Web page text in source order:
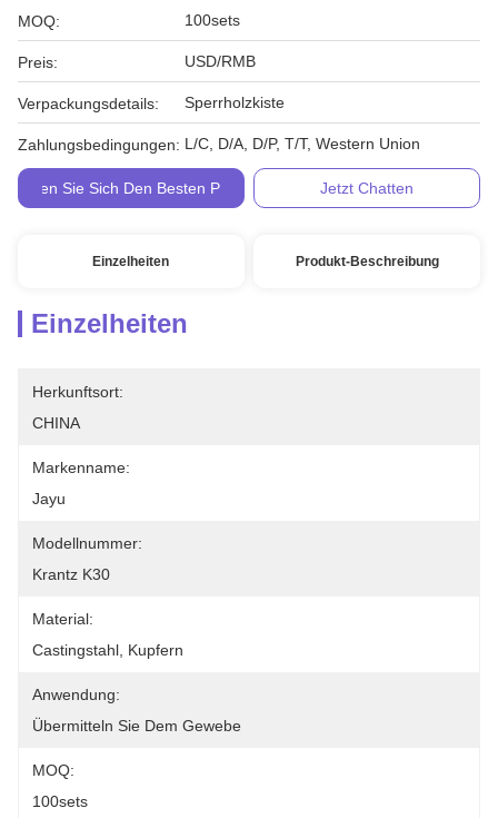
MOQ: 100sets
Preis: USD/RMB
Verpackungsdetails: Sperrholzkiste
Zahlungsbedingungen: L/C, D/A, D/P, T/T, Western Union
Holen Sie Sich Den Besten Preis Jetzt Chatten
Einzelheiten Produkt-Beschreibung
Einzelheiten
Herkunftsort:
CHINA
Markenname:
Jayu
Modellnummer:
Krantz K30
Material:
Castingstahl, Kupfern
Anwendung:
Übermitteln Sie Dem Gewebe
MOQ:
100sets